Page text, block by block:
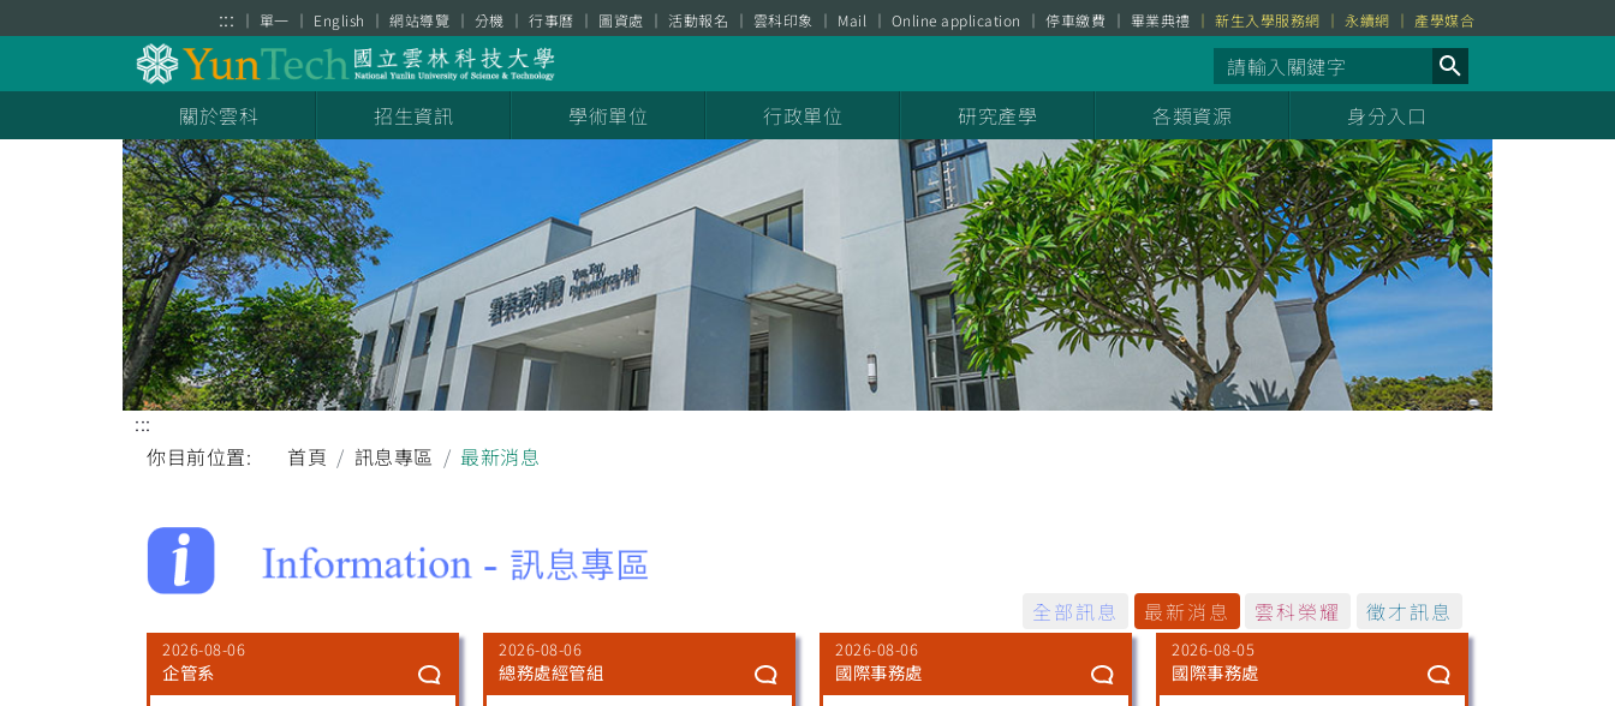
::: 單一 English 網站導覽 分機 行事曆 圖資處 活動報名 雲科印象 Mail Online application 停車繳費 畢業典禮 新生入學服務網 永續網 產學媒合
關於雲科 招生資訊 學術單位 行政單位 研究產學 各類資源 身分入口
:::
你目前位置:
首頁 訊息專區 最新消息
全部訊息 最新消息 雲科榮耀 徵才訊息
2026-08-06
企管系
2026-08-06
總務處經管組
2026-08-06
國際事務處
2026-08-05
國際事務處